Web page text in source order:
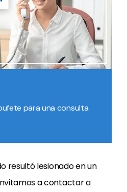
para una consulta
resultó lesionado en un
a contactar a